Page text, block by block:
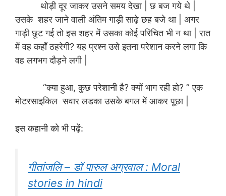
थोड़ी दूर जाकर उसने समय देखा | छ बज गये थे |
उसके शहर जाने वाली अंतिम गाड़ी साढ़े छह बजे था | अगर
गाड़ी छूट गई तो इस शहर में उसका कोई परिचित भी न था | रात
में वह कहाँ ठहरेगी? यह प्रश्न उसे इतना परेशान करने लगा कि
वह लगभग दौड़ने लगी |
“क्या हुआ, कुछ परेशानी है? क्यों भाग रही हो? ” एक
मोटरसाइकिल सवार लडका उसके बगल में आकर पूछा |
इस कहानी को भी पढ़ें:
गीतांजलि – डॉ पारुल अग्रवाल : Moral
stories in hindi